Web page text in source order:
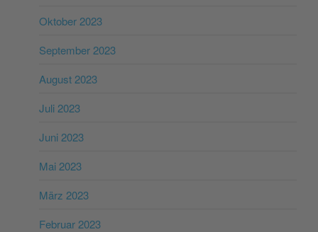
Oktober 2023
September 2023
August 2023
Juli 2023
Juni 2023
Mai 2023
März 2023
Februar 2023